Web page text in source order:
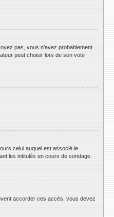
pas, vous n’avez probablement
peut choisir lors de son vote
celui auquel est associé le
les intitulés en cours de sondage.
accorder ces accès, vous devez